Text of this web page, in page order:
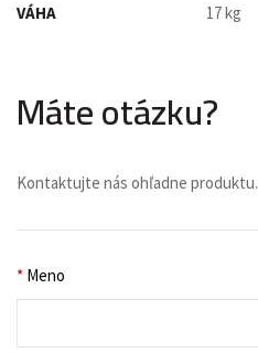
VÁHA 17 kg
Máte otázku?
Kontaktujte nás ohľadne produktu.
* Meno